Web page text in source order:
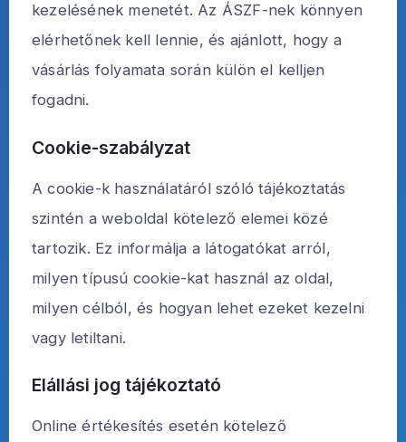
kezelésének menetét. Az ÁSZF-nek könnyen
elérhetőnek kell lennie, és ajánlott, hogy a
vásárlás folyamata során külön el kelljen
fogadni.
Cookie-szabályzat
A cookie-k használatáról szóló tájékoztatás
szintén a weboldal kötelező elemei közé
tartozik. Ez informálja a látogatókat arról,
milyen típusú cookie-kat használ az oldal,
milyen célból, és hogyan lehet ezeket kezelni
vagy letiltani.
Elállási jog tájékoztató
Online értékesítés esetén kötelező